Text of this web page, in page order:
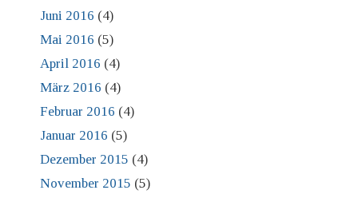
Juni 2016 (4)
Mai 2016 (5)
April 2016 (4)
März 2016 (4)
Februar 2016 (4)
Januar 2016 (5)
Dezember 2015 (4)
November 2015 (5)